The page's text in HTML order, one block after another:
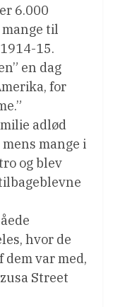
6.000
til
15.
en dag
for
adlød
mange i
og blev
hvor de
dem var med,
Street